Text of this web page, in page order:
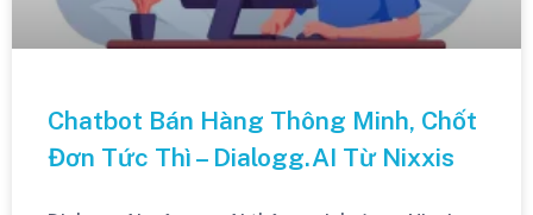
Chatbot Bán Hàng Thông Minh, Chốt
Đơn Tức Thì – Dialogg.AI Từ Nixxis